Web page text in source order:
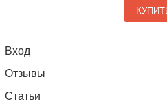
Вход
Отзывы
Статьи